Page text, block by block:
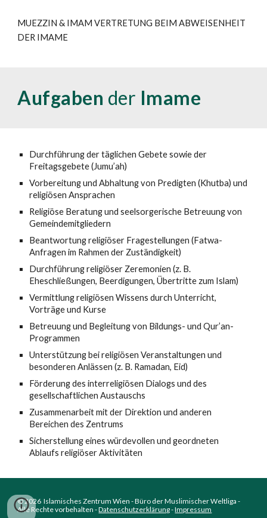
MUEZZIN & IMAM VERTRETUNG BEIM ABWEISENHEIT
DER IMAME
Aufgaben der Imame
Durchführung der täglichen Gebete sowie der
Freitagsgebete (Jumu’ah)
Vorbereitung und Abhaltung von Predigten (Khutba) und
religiösen Ansprachen
Religiöse Beratung und seelsorgerische Betreuung von
Gemeindemitgliedern
Beantwortung religiöser Fragestellungen (Fatwa-
Anfragen im Rahmen der Zuständigkeit)
Durchführung religiöser Zeremonien (z. B.
Eheschließungen, Beerdigungen, Übertritte zum Islam)
Vermittlung religiösen Wissens durch Unterricht,
Vorträge und Kurse
Betreuung und Begleitung von Bildungs- und Qur’an-
Programmen
Unterstützung bei religiösen Veranstaltungen und
besonderen Anlässen (z. B. Ramadan, Eid)
Förderung des interreligiösen Dialogs und des
gesellschaftlichen Austauschs
Zusammenarbeit mit der Direktion und anderen
Bereichen des Zentrums
Sicherstellung eines würdevollen und geordneten
Ablaufs religiöser Aktivitäten
© 2026 Islamisches Zentrum Wien - Büro der Muslimischer Weltliga -
Alle Rechte vorbehalten -Datenschutzerklärung-Impressum